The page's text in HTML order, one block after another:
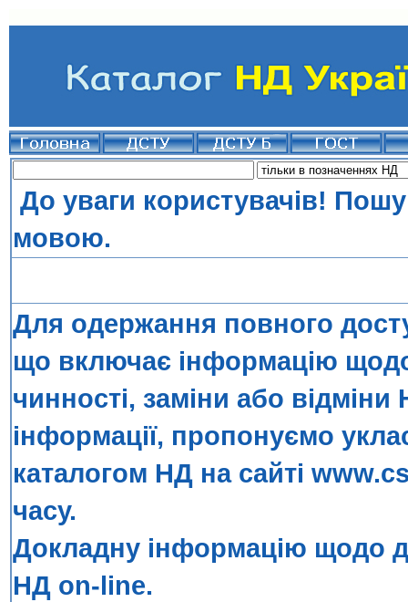
До уваги користувачів!
мовою.
Для одержання повного
що включає інформацію
чинності, заміни або
інформації, пропонуємо
каталогом НД на сайті
часу.
Докладну інформацію щодо
НД on-line.